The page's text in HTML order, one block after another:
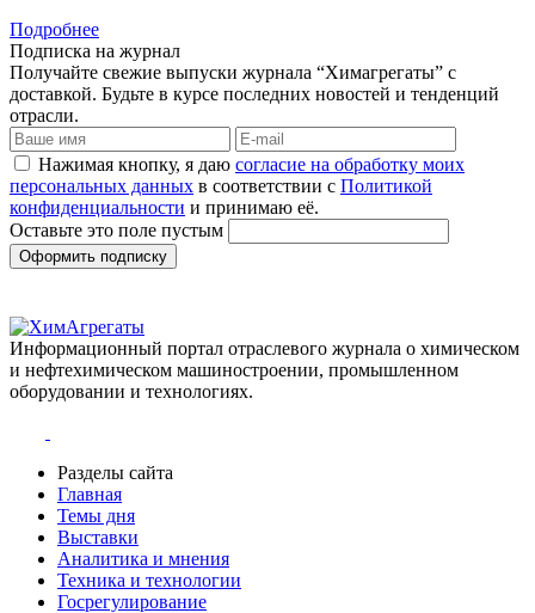
Подробнее
Подписка на журнал
Получайте свежие выпуски журнала “Химагрегаты” с
доставкой. Будьте в курсе последних новостей и тенденций
отрасли.
Нажимая кнопку, я даю согласие на обработку моих
персональных данных в соответствии с Политикой
конфиденциальности и принимаю её.
Оставьте это поле пустым
Оформить подписку
Информационный портал отраслевого журнала о химическом
и нефтехимическом машиностроении, промышленном
оборудовании и технологиях.
Разделы сайта
Главная
Темы дня
Выставки
Аналитика и мнения
Техника и технологии
Госрегулирование